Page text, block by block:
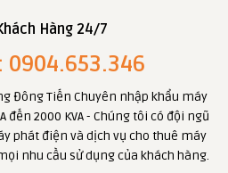
Hàng 24/7
0904.653.346
Đông Tiến Chuyên nhập khẩu máy
đến 2000 KVA - Chúng tôi có đội ngũ
phát điện và dịch vụ cho thuê máy
nhu cầu sử dụng của khách hàng.